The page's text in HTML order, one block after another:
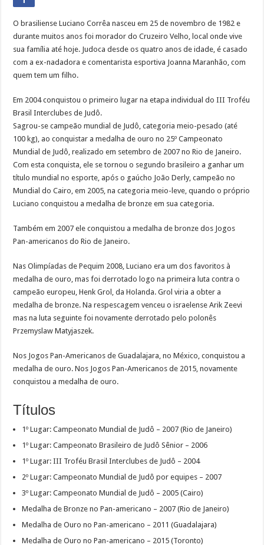
O brasiliense Luciano Corrêa nasceu em 25 de novembro de 1982 e
durante muitos anos foi morador do Cruzeiro Velho, local onde vive
sua família até hoje. Judoca desde os quatro anos de idade, é casado
com a ex-nadadora e comentarista esportiva Joanna Maranhão, com
quem tem um filho.
Em 2004 conquistou o primeiro lugar na etapa individual do III Troféu
Brasil Interclubes de Judô.
Sagrou-se campeão mundial de Judô, categoria meio-pesado (até
100 kg), ao conquistar a medalha de ouro no 25º Campeonato
Mundial de Judô, realizado em setembro de 2007 no Rio de Janeiro.
Com esta conquista, ele se tornou o segundo brasileiro a ganhar um
título mundial no esporte, após o gaúcho João Derly, campeão no
Mundial do Cairo, em 2005, na categoria meio-leve, quando o próprio
Luciano conquistou a medalha de bronze em sua categoria.
Também em 2007 ele conquistou a medalha de bronze dos Jogos
Pan-americanos do Rio de Janeiro.
Nas Olimpíadas de Pequim 2008, Luciano era um dos favoritos à
medalha de ouro, mas foi derrotado logo na primeira luta contra o
campeão europeu, Henk Grol, da Holanda. Grol viria a obter a
medalha de bronze. Na respescagem venceu o israelense Arik Zeevi
mas na luta seguinte foi novamente derrotado pelo polonês
Przemyslaw Matyjaszek.
Nos Jogos Pan-Americanos de Guadalajara, no México, conquistou a
medalha de ouro. Nos Jogos Pan-Americanos de 2015, novamente
conquistou a medalha de ouro.
Títulos
1º Lugar: Campeonato Mundial de Judô – 2007 (Rio de Janeiro)
1º Lugar: Campeonato Brasileiro de Judô Sênior – 2006
1º Lugar: III Troféu Brasil Interclubes de Judô – 2004
2º Lugar: Campeonato Mundial de Judô por equipes – 2007
3º Lugar: Campeonato Mundial de Judô – 2005 (Cairo)
Medalha de Bronze no Pan-americano – 2007 (Rio de Janeiro)
Medalha de Ouro no Pan-americano – 2011 (Guadalajara)
Medalha de Ouro no Pan-americano – 2015 (Toronto)